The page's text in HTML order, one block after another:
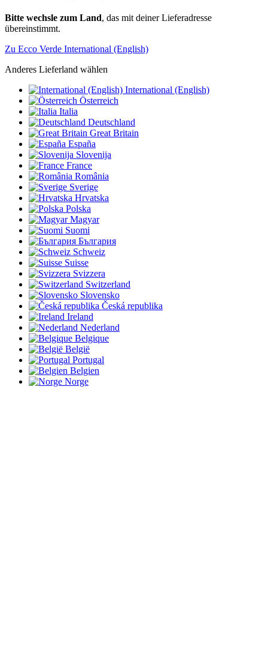
Bitte wechsle zum Land, das mit deiner Lieferadresse
übereinstimmt.
Zu Ecco Verde International (English)
Anderes Lieferland wählen
International (English)
Österreich
Italia
Deutschland
Great Britain
España
Slovenija
France
România
Sverige
Hrvatska
Polska
Magyar
Suomi
България
Schweiz
Suisse
Svizzera
Switzerland
Slovensko
Česká republika
Ireland
Nederland
Belgique
België
Portugal
Belgien
Norge